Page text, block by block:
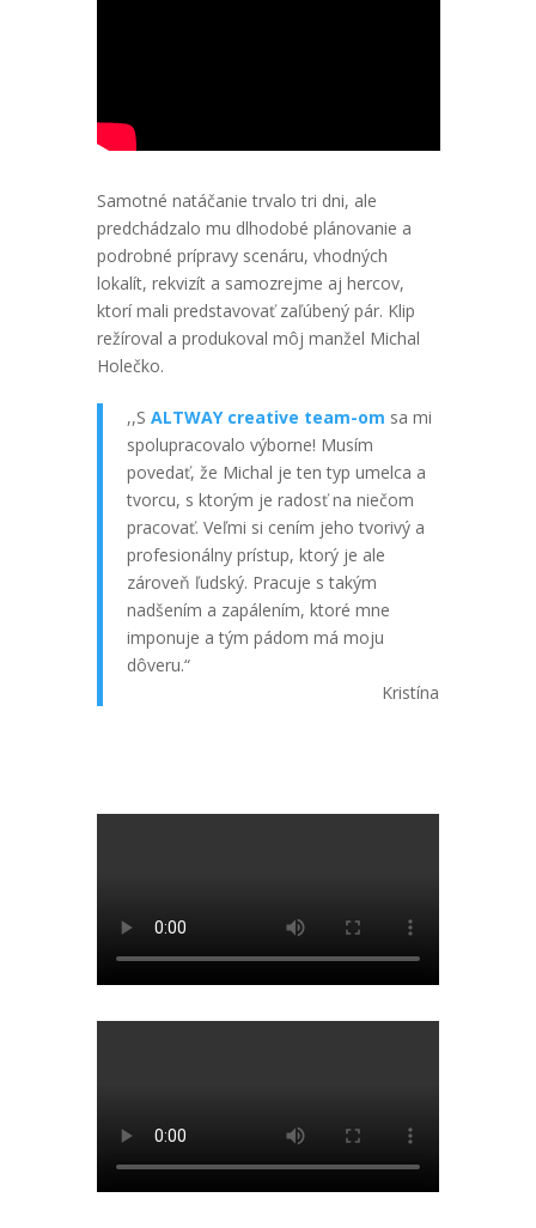
Samotné natáčanie trvalo tri dni, ale
predchádzalo mu dlhodobé plánovanie a
podrobné prípravy scenáru, vhodných
lokalít, rekvizít a samozrejme aj hercov,
ktorí mali predstavovať zaľúbený pár. Klip
režíroval a produkoval môj manžel Michal
Holečko.
,,S ALTWAY creative team-om sa mi
spolupracovalo výborne! Musím
povedať, že Michal je ten typ umelca a
tvorcu, s ktorým je radosť na niečom
pracovať. Veľmi si cením jeho tvorivý a
profesionálny prístup, ktorý je ale
zároveň ľudský. Pracuje s takým
nadšením a zapálením, ktoré mne
imponuje a tým pádom má moju
dôveru.“
Kristína